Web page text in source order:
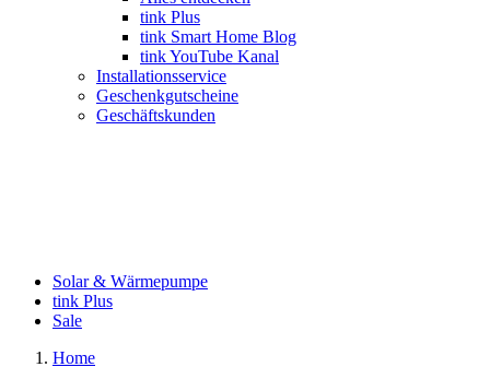
tink Plus
tink Smart Home Blog
tink YouTube Kanal
Installationsservice
Geschenkgutscheine
Geschäftskunden
Solar & Wärmepumpe
tink Plus
Sale
Home